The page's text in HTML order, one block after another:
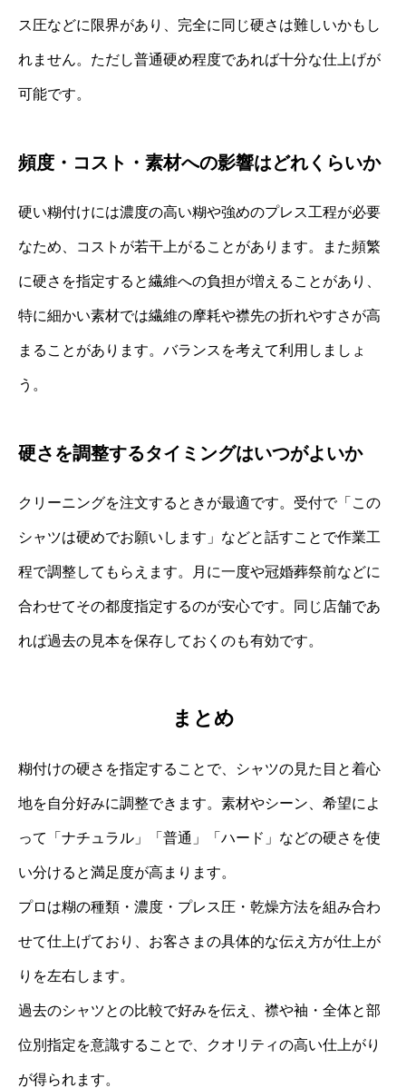
ス圧などに限界があり、完全に同じ硬さは難しいかもし
れません。ただし普通硬め程度であれば十分な仕上げが
可能です。
頻度・コスト・素材への影響はどれくらいか
硬い糊付けには濃度の高い糊や強めのプレス工程が必要
なため、コストが若干上がることがあります。また頻繁
に硬さを指定すると繊維への負担が増えることがあり、
特に細かい素材では繊維の摩耗や襟先の折れやすさが高
まることがあります。バランスを考えて利用しましょ
う。
硬さを調整するタイミングはいつがよいか
クリーニングを注文するときが最適です。受付で「この
シャツは硬めでお願いします」などと話すことで作業工
程で調整してもらえます。月に一度や冠婚葬祭前などに
合わせてその都度指定するのが安心です。同じ店舗であ
れば過去の見本を保存しておくのも有効です。
まとめ
糊付けの硬さを指定することで、シャツの見た目と着心
地を自分好みに調整できます。素材やシーン、希望によ
って「ナチュラル」「普通」「ハード」などの硬さを使
い分けると満足度が高まります。
プロは糊の種類・濃度・プレス圧・乾燥方法を組み合わ
せて仕上げており、お客さまの具体的な伝え方が仕上が
りを左右します。
過去のシャツとの比較で好みを伝え、襟や袖・全体と部
位別指定を意識することで、クオリティの高い仕上がり
が得られます。